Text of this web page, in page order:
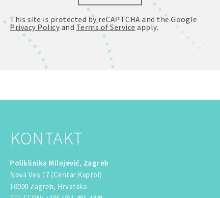
This site is protected by reCAPTCHA and the Google
Privacy Policy and Terms of Service apply.
KONTAKT
Poliklinika Milojević, Zagreb
Nova Ves 17 (Centar Kaptol)
10000 Zagreb, Hrvatska